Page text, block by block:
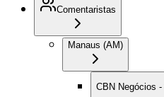
Comentaristas
Manaus (AM)
CBN Negócios